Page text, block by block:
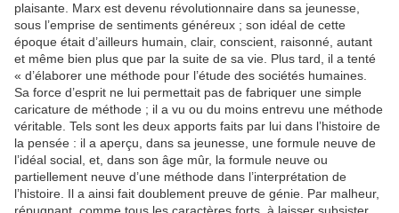
plaisante. Marx est devenu révolutionnaire dans sa jeunesse,
sous l’emprise de sentiments généreux ; son idéal de cette
époque était d’ailleurs humain, clair, conscient, raisonné, autant
et même bien plus que par la suite de sa vie. Plus tard, il a tenté
« d’élaborer une méthode pour l’étude des sociétés humaines.
Sa force d’esprit ne lui permettait pas de fabriquer une simple
caricature de méthode ; il a vu ou du moins entrevu une méthode
véritable. Tels sont les deux apports faits par lui dans l’histoire de
la pensée : il a aperçu, dans sa jeunesse, une formule neuve de
l’idéal social, et, dans son âge mûr, la formule neuve ou
partiellement neuve d’une méthode dans l’interprétation de
l’histoire. Il a ainsi fait doublement preuve de génie. Par malheur,